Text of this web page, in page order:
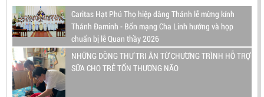
Caritas Hạt Phú Thọ hiệp dâng Thánh lễ mừng kính
Thánh Đaminh - Bổn mạng Cha Linh hướng và họp
chuẩn bị lễ Quan thầy 2026
NHỮNG DÒNG THƯ TRI ÂN TỪ CHƯƠNG TRÌNH HỖ TRỢ
SỮA CHO TRẺ TỔN THƯƠNG NÃO